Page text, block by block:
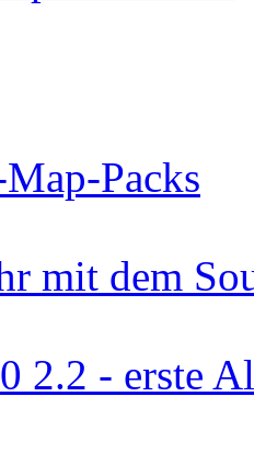
Packs
mit dem
2.2 - erste